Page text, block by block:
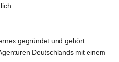
gegründet und gehört
Deutschlands mit einem